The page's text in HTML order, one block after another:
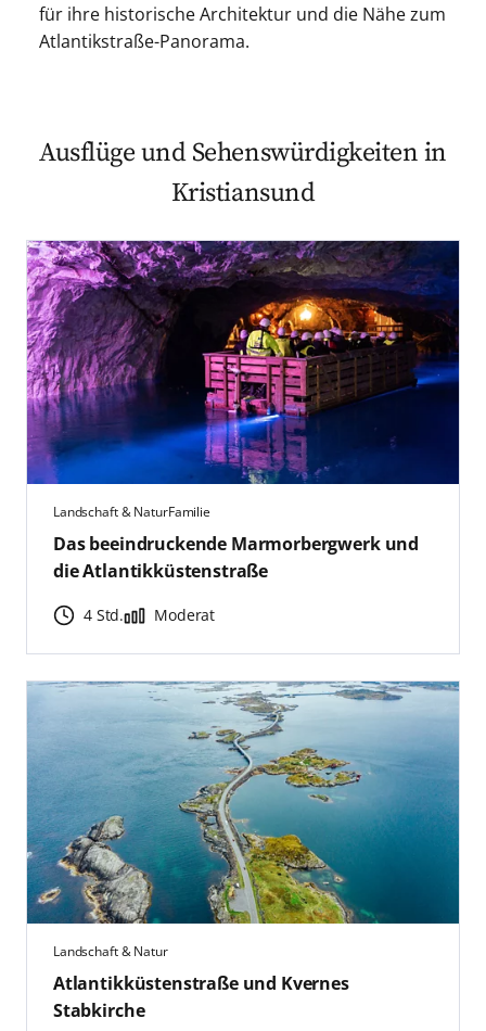
für ihre historische Architektur und die Nähe zum
Atlantikstraße-Panorama.
Ausflüge und Sehenswürdigkeiten in
Kristiansund
Landschaft & NaturFamilie
Das beeindruckende Marmorbergwerk und
die Atlantikküstenstraße
4 Std. Moderat
Landschaft & Natur
Atlantikküstenstraße und Kvernes
Stabkirche